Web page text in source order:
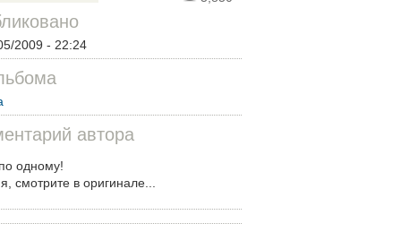
2009 - 22:24
автора
одному!
смотрите в оригинале...